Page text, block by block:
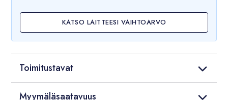
KATSO LAITTEESI VAIHTOARVO
Toimitustavat
Myymäläsaatavuus